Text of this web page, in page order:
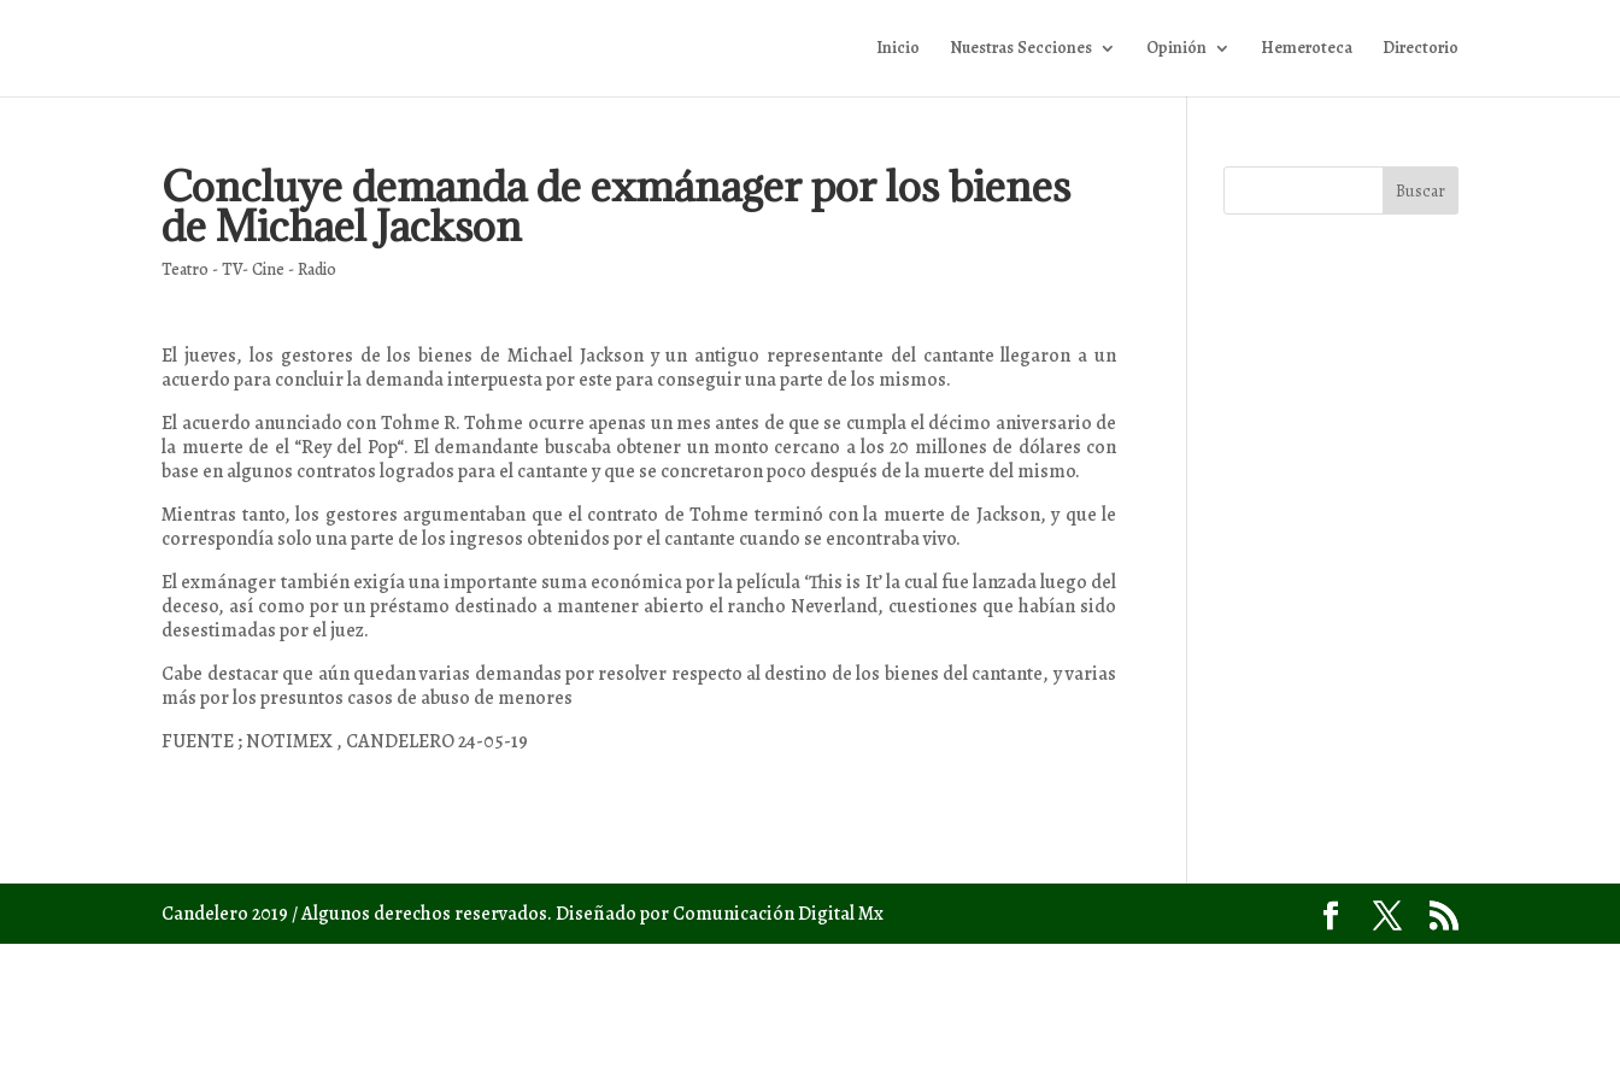
Inicio Nuestras Secciones Opinión Hemeroteca Directorio
Concluye demanda de exmánager por los bienes
de Michael Jackson
Teatro - TV- Cine - Radio
El jueves, los gestores de los bienes de Michael Jackson y un antiguo representante del cantante llegaron a un
acuerdo para concluir la demanda interpuesta por este para conseguir una parte de los mismos.
El acuerdo anunciado con Tohme R. Tohme ocurre apenas un mes antes de que se cumpla el décimo aniversario de
la muerte de el “Rey del Pop“. El demandante buscaba obtener un monto cercano a los 20 millones de dólares con
base en algunos contratos logrados para el cantante y que se concretaron poco después de la muerte del mismo.
Mientras tanto, los gestores argumentaban que el contrato de Tohme terminó con la muerte de Jackson, y que le
correspondía solo una parte de los ingresos obtenidos por el cantante cuando se encontraba vivo.
El exmánager también exigía una importante suma económica por la película ‘This is It’ la cual fue lanzada luego del
deceso, así como por un préstamo destinado a mantener abierto el rancho Neverland, cuestiones que habían sido
desestimadas por el juez.
Cabe destacar que aún quedan varias demandas por resolver respecto al destino de los bienes del cantante, y varias
más por los presuntos casos de abuso de menores
FUENTE ; NOTIMEX , CANDELERO 24-05-19
Candelero 2019 / Algunos derechos reservados. Diseñado por Comunicación Digital Mx